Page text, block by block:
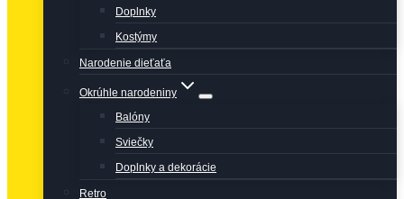
Doplnky
Kostýmy
Narodenie dieťaťa
Okrúhle narodeniny
Balóny
Sviečky
Doplnky a dekorácie
Retro